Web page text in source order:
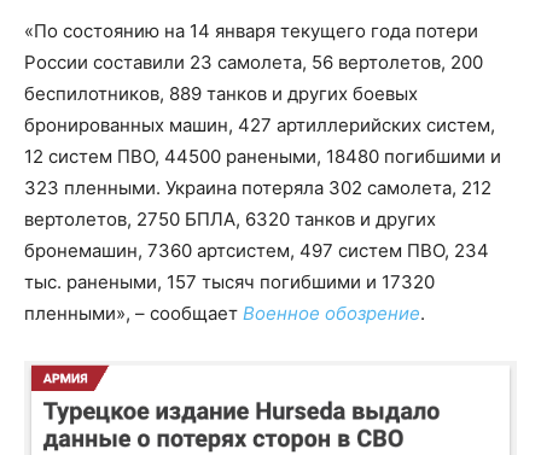
«По состоянию на 14 января текущего года потери
России составили 23 самолета, 56 вертолетов, 200
беспилотников, 889 танков и других боевых
бронированных машин, 427 артиллерийских систем,
12 систем ПВО, 44500 ранеными, 18480 погибшими и
323 пленными. Украина потеряла 302 самолета, 212
вертолетов, 2750 БПЛА, 6320 танков и других
бронемашин, 7360 артсистем, 497 систем ПВО, 234
тыс. ранеными, 157 тысяч погибшими и 17320
пленными», – сообщает Военное обозрение.